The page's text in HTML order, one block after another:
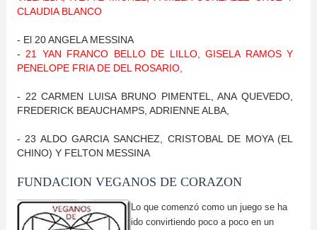
CLAUDIA BLANCO
- El 20 ANGELA MESSINA
- 21 YAN FRANCO BELLO DE LILLO, GISELA RAMOS Y
PENELOPE FRIA DE DEL ROSARIO,
- 22 CARMEN LUISA BRUNO PIMENTEL, ANA QUEVEDO,
FREDERICK BEAUCHAMPS, ADRIENNE ALBA,
- 23 ALDO GARCIA SANCHEZ, CRISTOBAL DE MOYA (EL
CHINO) Y FELTON MESSINA
FUNDACION VEGANOS DE CORAZON
Lo que comenzó como un juego se ha
ido convirtiendo poco a poco en un